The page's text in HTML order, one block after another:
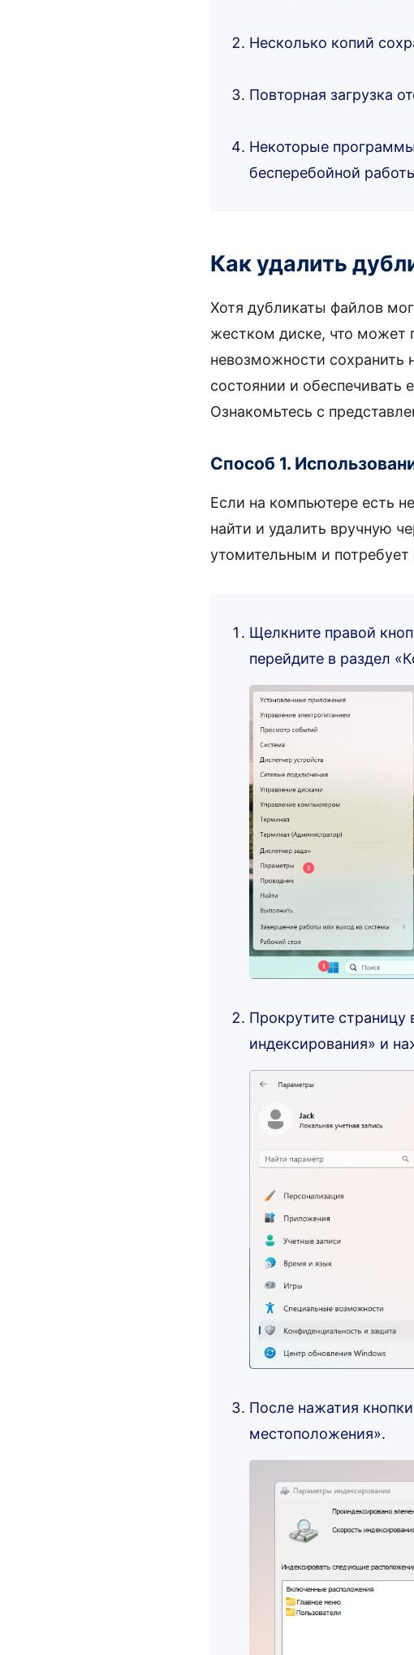
Несколько копий
Повторная загрузка
Некоторые
бесперебойной
Как удалить
Хотя дубликаты файлов
жестком диске, что может
невозможности
состоянии и обеспечивать
Ознакомьтесь с
Способ 1.
Если на компьютере есть
найти и удалить вручную
утомительным и потребует
Щелкните правой
перейдите в раздел
Прокрутите страницу
индексирования» и
После нажатия
местоположения».